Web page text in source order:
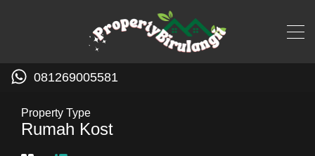
081269005581
Property Type
Rumah Kost